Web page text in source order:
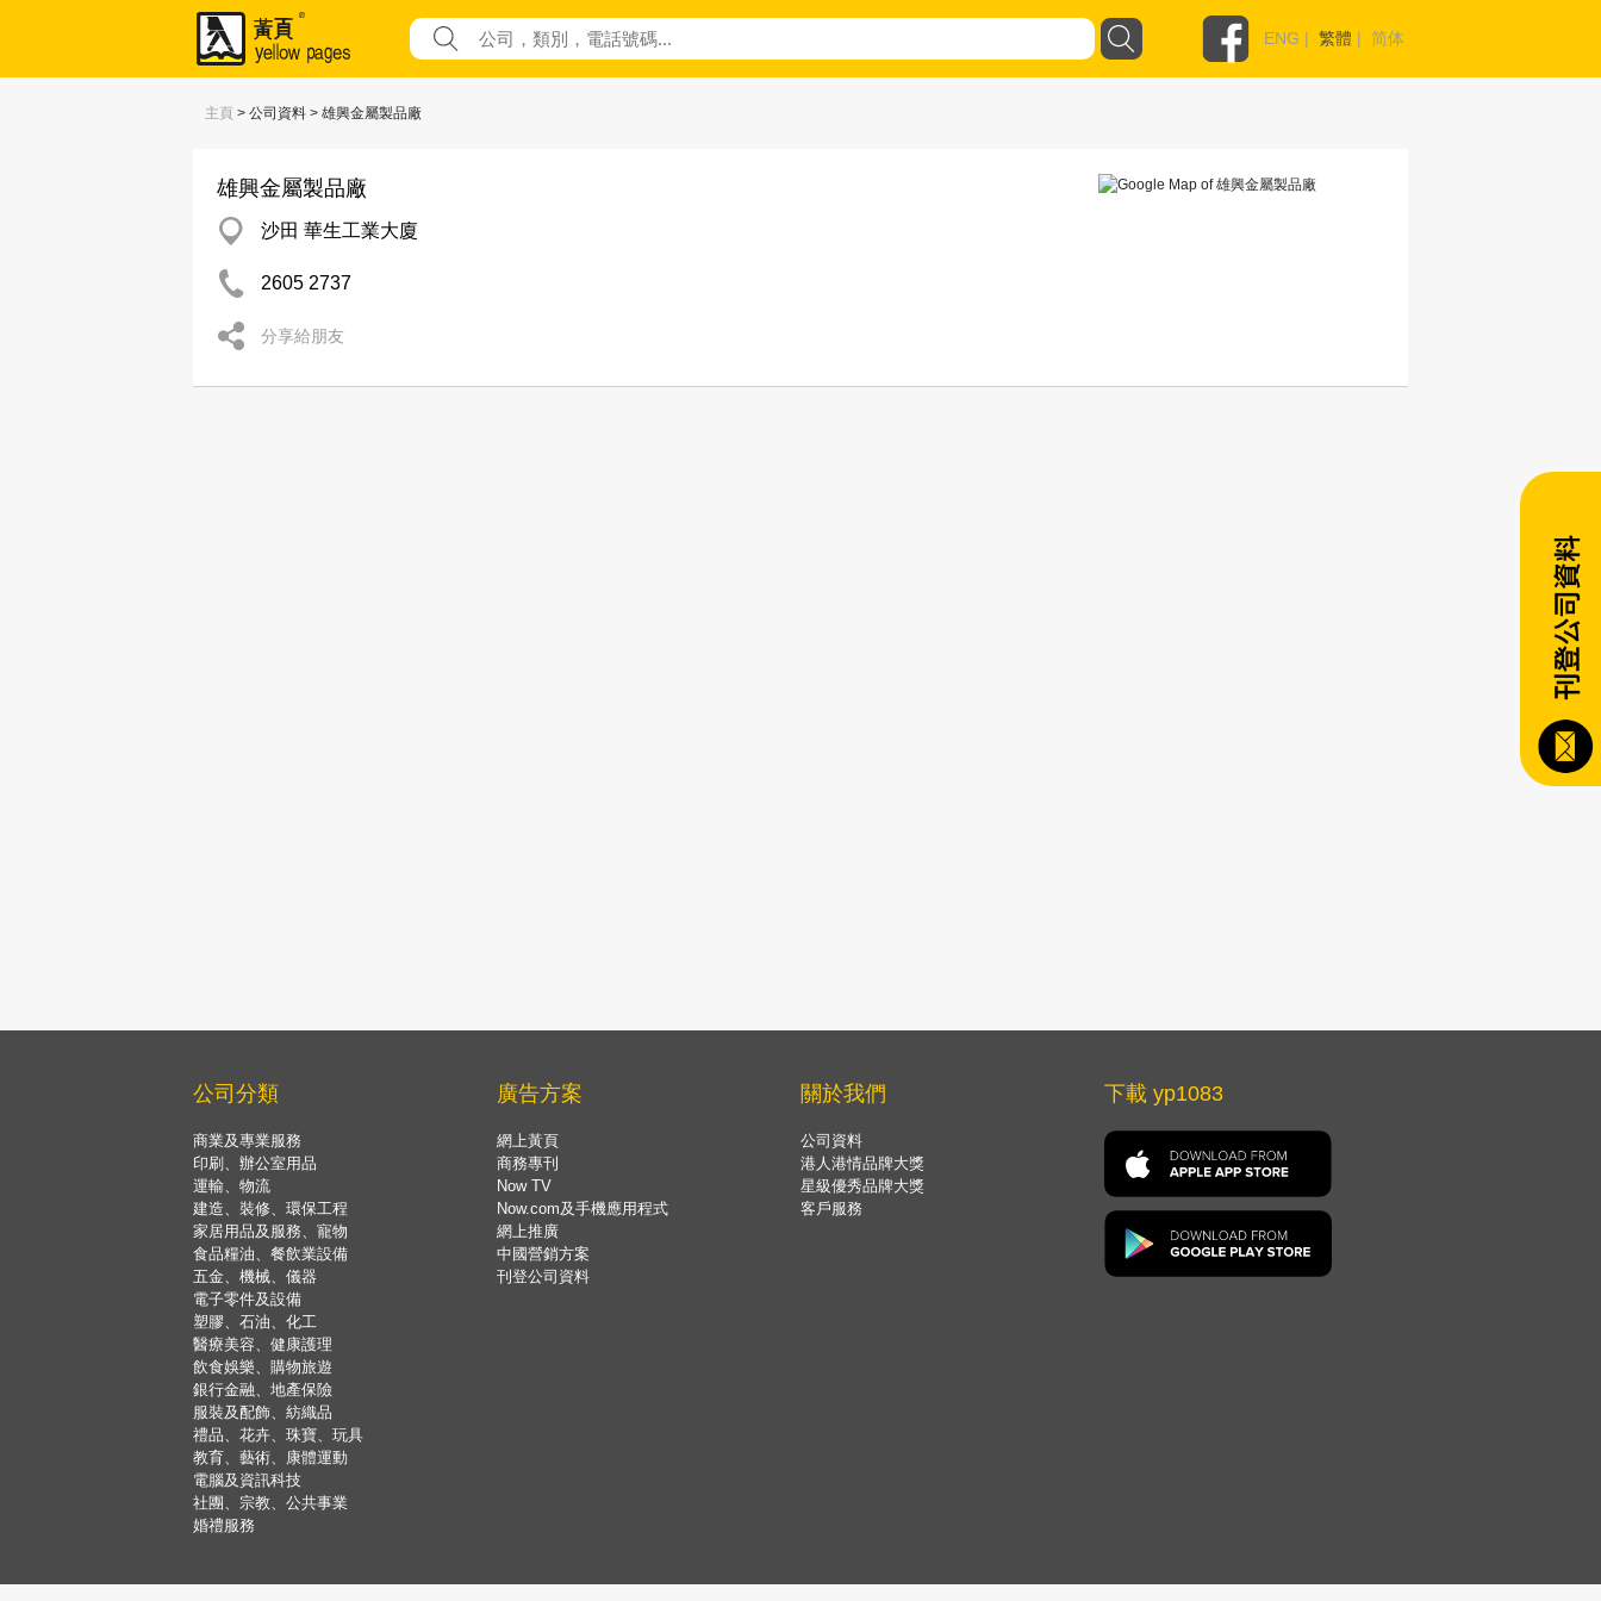
ENG | 繁體 | 简体
主頁 > 公司資料 > 雄興金屬製品廠
雄興金屬製品廠
沙田 華生工業大廈
2605 2737
分享給朋友
公司分類
商業及專業服務
印刷、辦公室用品
運輸、物流
建造、裝修、環保工程
家居用品及服務、寵物
食品糧油、餐飲業設備
五金、機械、儀器
電子零件及設備
塑膠、石油、化工
醫療美容、健康護理
飲食娛樂、購物旅遊
銀行金融、地產保險
服裝及配飾、紡織品
禮品、花卉、珠寶、玩具
教育、藝術、康體運動
電腦及資訊科技
社團、宗教、公共事業
婚禮服務
廣告方案
網上黃頁
商務專刊
Now TV
Now.com及手機應用程式
網上推廣
中國營銷方案
刊登公司資料
關於我們
公司資料
港人港情品牌大獎
星級優秀品牌大獎
客戶服務
下載 yp1083